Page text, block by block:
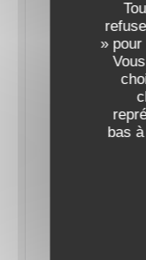
»
bas
amoureux est
grand. Pour
donc sur des
menus raffinés
d’accorder
soigneusement
Menu de chef
Un menu